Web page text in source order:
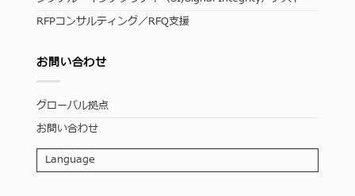
RFPコンサルティング／RFQ支援
お問い合わせ
グローバル拠点
お問い合わせ
Language